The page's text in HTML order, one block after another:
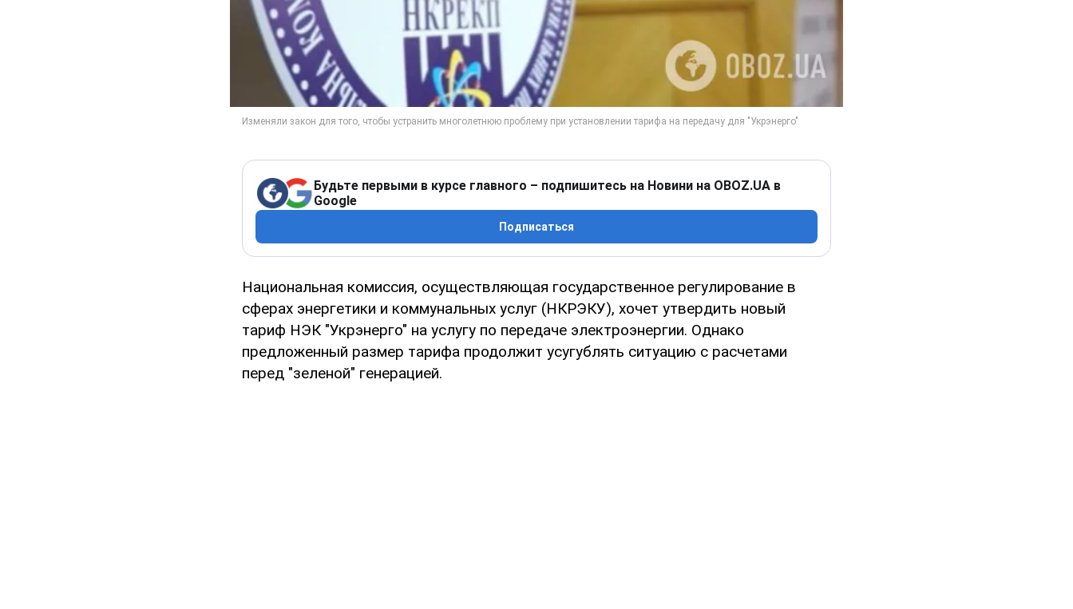
Будьте первыми в курсе главного – подпишитесь на Новини на OBOZ.UA в
Google
Подписаться
Национальная комиссия, осуществляющая государственное регулирование в
сферах энергетики и коммунальных услуг (НКРЭКУ), хочет утвердить новый
тариф НЭК "Укрэнерго" на услугу по передаче электроэнергии. Однако
предложенный размер тарифа продолжит усугублять ситуацию с расчетами
перед "зеленой" генерацией.